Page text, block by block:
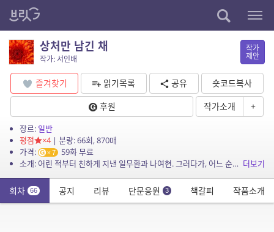
상처만 남긴 채
작가: 서인배
작가
제안
즐겨찾기 읽기목록 공유
숏코드복사
후원
작가소개 +
장르: 일반
평점
×4| 분량: 66회, 870매
가격:
7
59화 무료
소개: 어린 적부터 친하게 지낸 일무환과 나여현. 그러다가, 어느 순간에 헤어지게 되는데… 더보기
회차 66 공지 리뷰 단문응원 3 책갈피 작품소개